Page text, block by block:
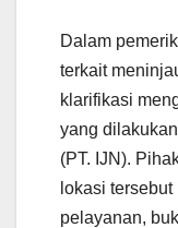
Dalam
terkait
klarifikasi
yang
(PT. IJN).
lokasi
pelayanan,